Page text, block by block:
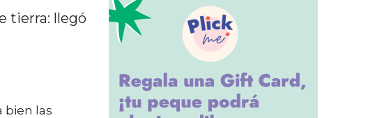
tierra: llegó
bien las